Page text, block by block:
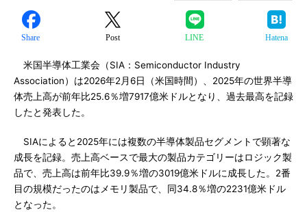
Share Post LINE Hatena
米国半導体工業会（SIA：Semiconductor Industry
Association）は2026年2月6日（米国時間）、2025年の世界半導
体売上高が前年比25.6％増7917億米ドルとなり、過去最高を記録
したと発表した。
SIAによると2025年には複数の半導体製品セグメントで顕著な
成長を記録。売上高ベースで最大の製品カテゴリーはロジック製
品で、売上高は前年比39.9％増の3019億米ドルに成長した。2番
目の規模だったのはメモリ製品で、同34.8％増の2231億米ドル
となった。